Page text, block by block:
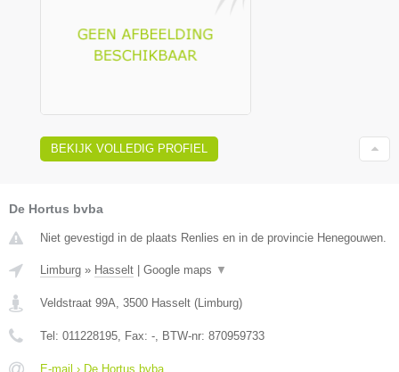
BEKIJK VOLLEDIG PROFIEL
De Hortus bvba
Niet gevestigd in de plaats Renlies en in de provincie Henegouwen.
Limburg » Hasselt Google maps ▼
Veldstraat 99A, 3500 Hasselt (Limburg)
Tel: 011228195, Fax: -, BTW-nr: 870959733
E-mail › De Hortus bvba